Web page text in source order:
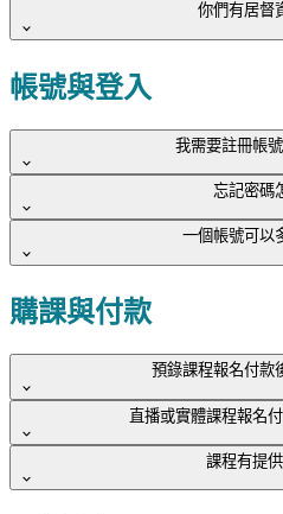
由於目前多數資格訓練，都是由
建議您可向所在的縣市政府的長
你們有居督
由於目前多數資格訓練，都是由
課程平台目前暫未提供居督資格
建議您可向所在的縣市政府的長
帳號與登入
我需要註冊帳
是的，請先註冊平台帳號，登
學員可以使用Google帳號、Line
註冊。
忘記密碼
請至登入頁面點選「忘記密碼
一個帳號可以
為保障學習品質與內容權益，帳
共享。如有發現帳號共用情形，
用權限，且不會將購課費用退回
購課與付款
預錄課程報名付款
可以。學員購買預錄課程，若於
容，且未下載任何課程相關檔案
直播或實體課程報名
可以。直播與實體課程因具備時
課程有提